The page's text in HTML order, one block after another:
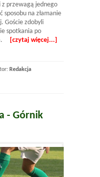
przewagą jednego
na złamanie
Goście zdobyli
spotkania po
[czytaj więcej...]
Redakcja
- Górnik